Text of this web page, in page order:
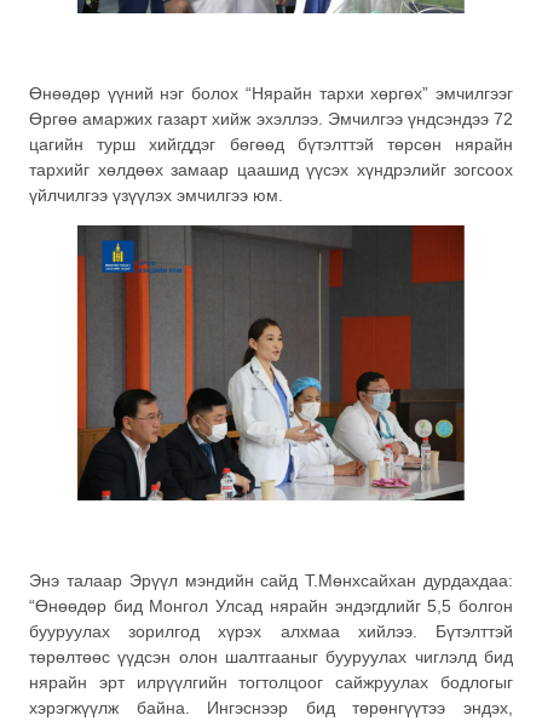
Өнөөдөр үүний нэг болох “Нярайн тархи хөргөх” эмчилгээг
Өргөө амаржих газарт хийж эхэллээ. Эмчилгээ үндсэндээ 72
цагийн турш хийгддэг бөгөөд бүтэлттэй төрсөн нярайн
тархийг хөлдөөх замаар цаашид үүсэх хүндрэлийг зогсоох
үйлчилгээ үзүүлэх эмчилгээ юм.
Энэ талаар Эрүүл мэндийн сайд Т.Мөнхсайхан дурдахдаа:
“Өнөөдөр бид Монгол Улсад нярайн эндэгдлийг 5,5 болгон
бууруулах зорилгод хүрэх алхмаа хийлээ. Бүтэлттэй
төрөлтөөс үүдсэн олон шалтгааныг бууруулах чиглэлд бид
нярайн эрт илрүүлгийн тогтолцоог сайжруулах бодлогыг
хэрэгжүүлж байна. Ингэснээр бид төрөнгүүтээ эндэх,